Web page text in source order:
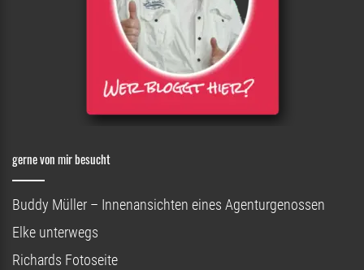
gerne von mir besucht
Buddy Müller – Innenansichten eines Agenturgenossen
Elke unterwegs
Richards Fotoseite